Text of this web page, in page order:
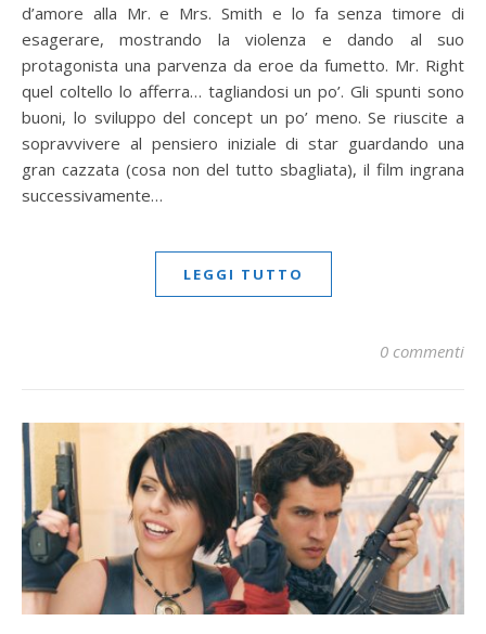
d’amore alla Mr. e Mrs. Smith e lo fa senza timore di
esagerare, mostrando la violenza e dando al suo
protagonista una parvenza da eroe da fumetto. Mr. Right
quel coltello lo afferra… tagliandosi un po’. Gli spunti sono
buoni, lo sviluppo del concept un po’ meno. Se riuscite a
sopravvivere al pensiero iniziale di star guardando una
gran cazzata (cosa non del tutto sbagliata), il film ingrana
successivamente…
LEGGI TUTTO
0 commenti